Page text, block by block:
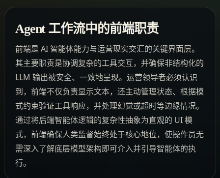
Agent 工作流中的前端职责
前端是 AI 智能体能力与运营现实交汇的关键界面层。
其主要职责是协调复杂的工具交互，并确保非结构化的
LLM 输出被安全、一致地呈现。运营领导者必须认识
到，前端不仅负责显示文本，还主动管理状态、根据模
式约束验证工具响应，并处理幻觉或超时等边缘情况。
通过将后端智能体逻辑的复杂性抽象为直观的 UI 模
式，前端确保人类监督始终处于核心地位，使操作员无
需深入了解底层模型架构即可介入并引导智能体的执
行。